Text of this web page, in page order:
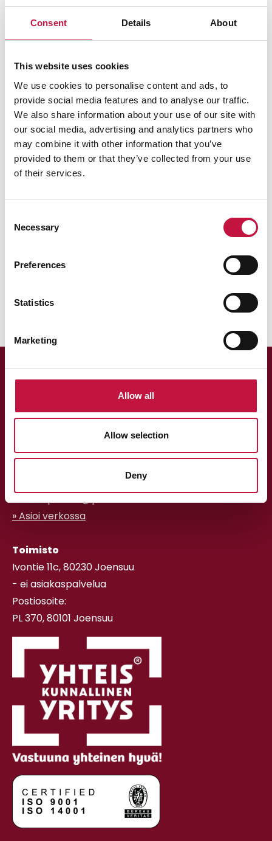
Consent Details About
This website uses cookies
We use cookies to personalise content and ads, to
provide social media features and to analyse our traffic.
We also share information about your use of our site with
our social media, advertising and analytics partners who
may combine it with other information that you’ve
provided to them or that they’ve collected from your use
of their services.
Selection
Necessary
Preferences
Statistics
Marketing
Allow all
Allow selection
Deny
maanantaina katto nostettiin pois perustuksilta,
ja aloitettiin seinäelementtien pystytys. Lopuksi
seinäelementtien päälle.
Kuvassa on valmis katto rakennettuna
perustusten päälle.
Asiakaspalvelu
013 318 198 arkisin klo 9–15
asiakaspalvelu@puhas.fi
» Asioi verkossa
Toimisto
Ivontie 11c, 80230 Joensuu
- ei asiakaspalvelua
Postiosoite:
PL 370, 80101 Joensuu